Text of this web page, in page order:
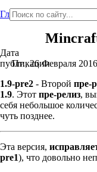
Главная
Дата
публикации
Пт., 26 Февраля 2016
1.9-pre2 - Второй пре-
1.9. Этот пре-релиз,
себя небольшое
чуть позднее.
Эта версия,
pre1), что довольно